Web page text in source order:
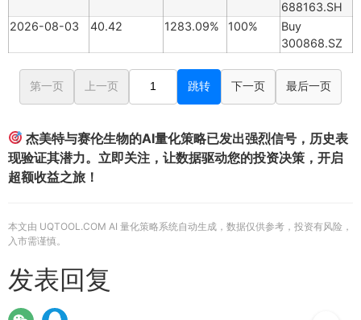
688163.SH
2026-08-03
40.42 1283.09% 100%
Buy
300868.SZ
第一页 上一页 跳转 下一页 最后一页
杰美特与赛伦生物的AI量化策略已发出强烈信号，历史表
现验证其潜力。立即关注，让数据驱动您的投资决策，开启
超额收益之旅！
本文由 UQTOOL.COM AI 量化策略系统自动生成，数据仅供参考，投资有风险，
入市需谨慎。
发表回复